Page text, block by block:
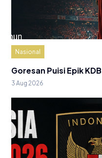
Nasional
Goresan Puisi Epik KDB
3 Aug 2026